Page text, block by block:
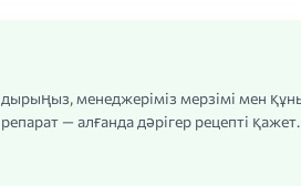
менеджеріміз мерзімі мен
— алғанда дәрігер рецепті қажет.